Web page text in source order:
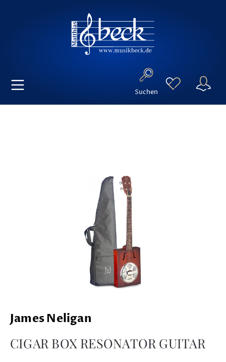
Suchen
James Neligan
CIGAR BOX RESONATOR GUITAR